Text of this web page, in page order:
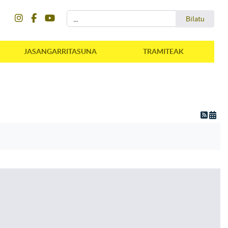
Bilatu
JASANGARRITASUNA TRAMITEAK